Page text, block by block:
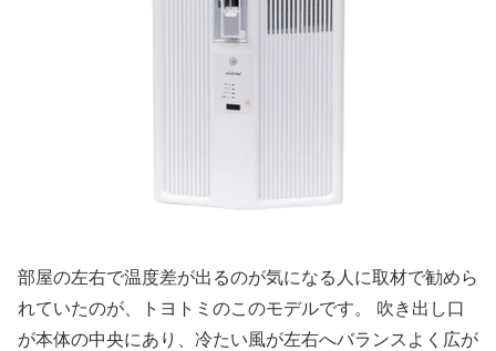
部屋の左右で温度差が出るのが気になる人に取材で勧めら
れていたのが、トヨトミのこのモデルです。 吹き出し口
が本体の中央にあり、冷たい風が左右へバランスよく広が